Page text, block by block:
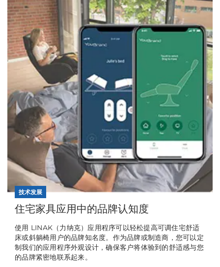
技术发展
住宅家具应用中的品牌认知度
使用 LINAK（力纳克）应用程序可以轻松提高可调住宅舒适
床或斜躺椅用户的品牌知名度。作为品牌或制造商，您可以定
制我们的应用程序外观设计，确保客户将体验到的舒适感与您
的品牌紧密地联系起来。